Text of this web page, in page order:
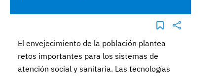
El envejecimiento de la población plantea
retos importantes para los sistemas de
atención social y sanitaria. Las tecnologías